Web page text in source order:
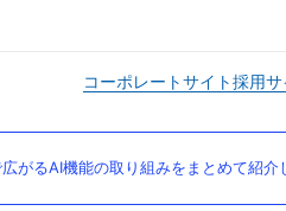
コーポレートサイト採用サ
がるAI機能の取り組みをまとめて紹介